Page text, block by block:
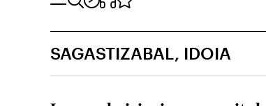
SAGASTIZABAL, IDOIA